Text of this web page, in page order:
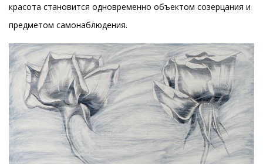
красота становится одновременно объектом созерцания и
предметом самонаблюдения.